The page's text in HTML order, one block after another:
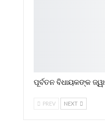
ପୂର୍ବତନ ବିଧାୟକଙ୍କ
PREV NEXT